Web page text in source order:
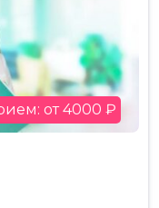
от 4000 ₽